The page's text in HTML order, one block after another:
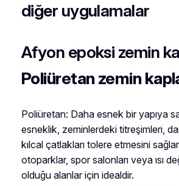
diğer uygulamalar
Afyon epoksi zemin
Poliüretan zemin
Poliüretan: Daha esnek bir yapıya
esneklik, zeminlerdeki titreşimleri,
kılcal çatlakları tolere etmesini
otoparklar, spor salonları veya ısı
olduğu alanlar için idealdir.